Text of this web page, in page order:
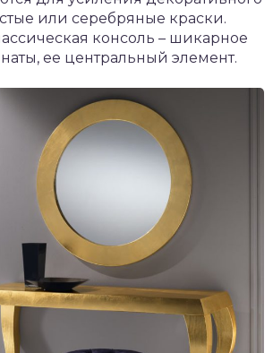
или серебряные краски.
консоль – шикарное
ее центральный элемент.